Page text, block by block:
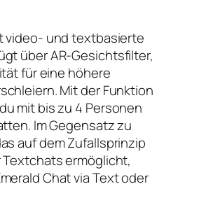
video- und textbasierte
über AR-Gesichtsfilter,
für eine höhere
Mit der Funktion
mit bis zu 4 Personen
Im Gegensatz zu
auf dem Zufallsprinzip
ermöglicht,
Chat via Text oder